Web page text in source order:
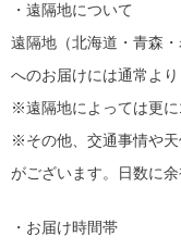
・遠隔地について
遠隔地（北海道・青森
へのお届けには通常より
※遠隔地によっては更に
※その他、交通事情や
がございます。日数に
・お届け時間帯